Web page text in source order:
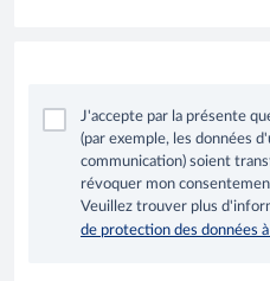
J'accepte par la présente
(par exemple, les données
communication) soient
révoquer mon
Veuillez trouver plus
de protection des données